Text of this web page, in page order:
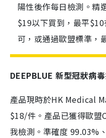
陽性後作每日檢測。精
$19以下買到，最平
可，或通過歐盟標準，
DEEPBLUE 新型冠狀病
產品現時於HK Medical
$18/件。產品已獲得歐盟
我檢測。準確度 99.03%